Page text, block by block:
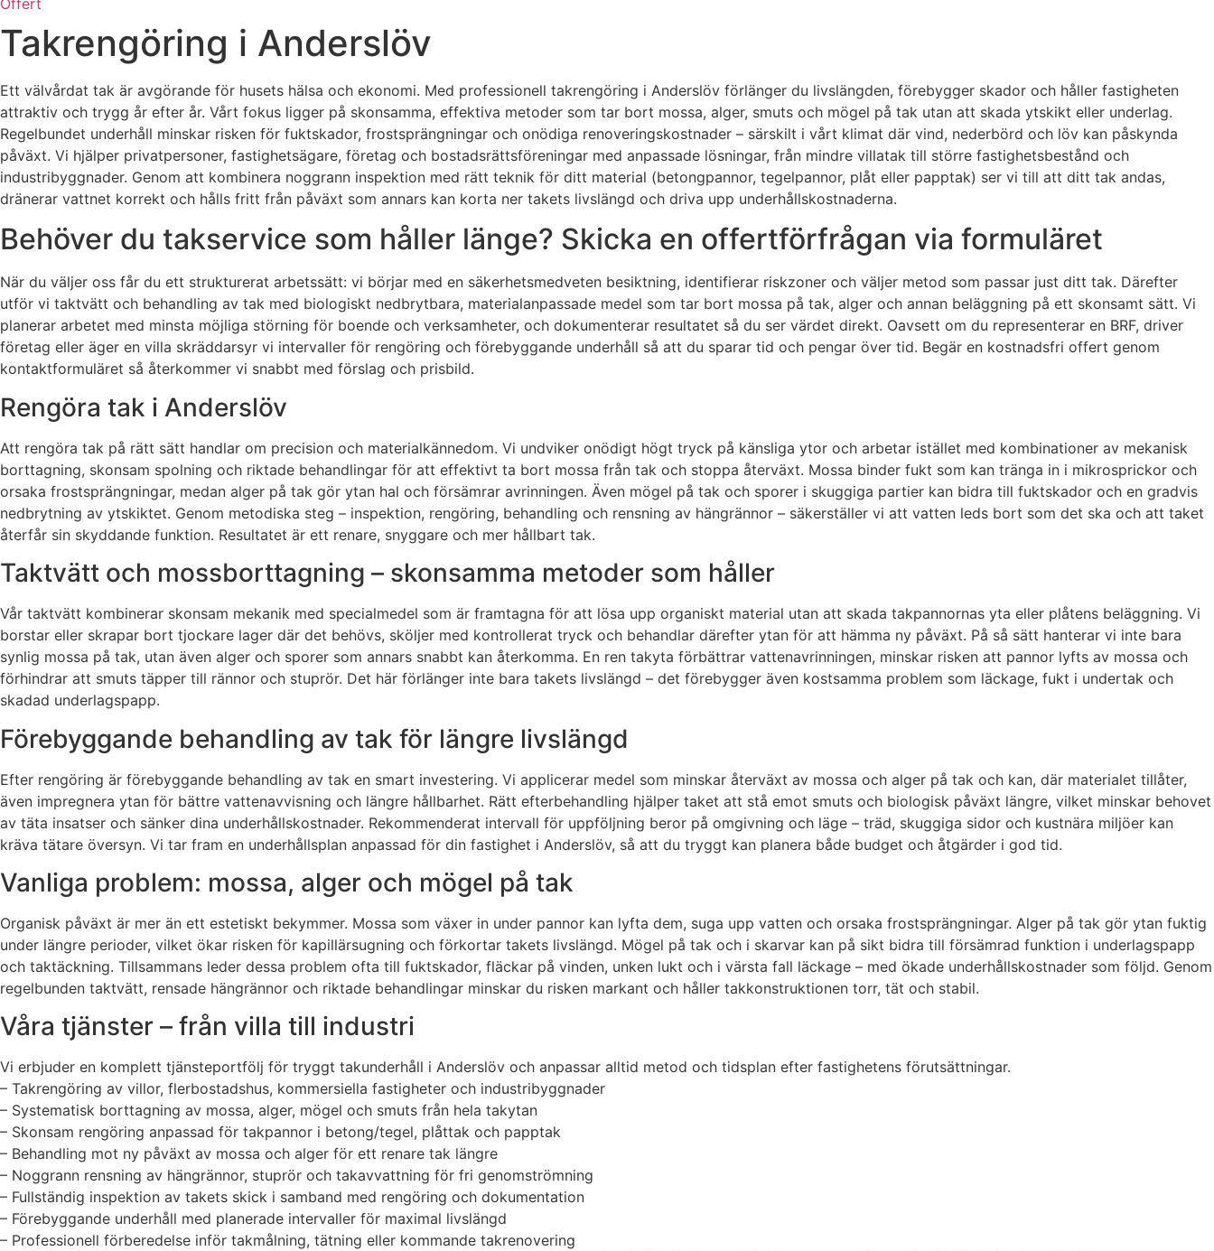
Offert
Takrengöring i Anderslöv
Ett välvårdat tak är avgörande för husets hälsa och ekonomi. Med professionell takrengöring i Anderslöv förlänger du livslängden, förebygger skador och håller fastigheten
attraktiv och trygg år efter år. Vårt fokus ligger på skonsamma, effektiva metoder som tar bort mossa, alger, smuts och mögel på tak utan att skada ytskikt eller underlag.
Regelbundet underhåll minskar risken för fuktskador, frostsprängningar och onödiga renoveringskostnader – särskilt i vårt klimat där vind, nederbörd och löv kan påskynda
påväxt. Vi hjälper privatpersoner, fastighetsägare, företag och bostadsrättsföreningar med anpassade lösningar, från mindre villatak till större fastighetsbestånd och
industribyggnader. Genom att kombinera noggrann inspektion med rätt teknik för ditt material (betongpannor, tegelpannor, plåt eller papptak) ser vi till att ditt tak andas,
dränerar vattnet korrekt och hålls fritt från påväxt som annars kan korta ner takets livslängd och driva upp underhållskostnaderna.
Behöver du takservice som håller länge? Skicka en offertförfrågan via formuläret
När du väljer oss får du ett strukturerat arbetssätt: vi börjar med en säkerhetsmedveten besiktning, identifierar riskzoner och väljer metod som passar just ditt tak. Därefter
utför vi taktvätt och behandling av tak med biologiskt nedbrytbara, materialanpassade medel som tar bort mossa på tak, alger och annan beläggning på ett skonsamt sätt. Vi
planerar arbetet med minsta möjliga störning för boende och verksamheter, och dokumenterar resultatet så du ser värdet direkt. Oavsett om du representerar en BRF, driver
företag eller äger en villa skräddarsyr vi intervaller för rengöring och förebyggande underhåll så att du sparar tid och pengar över tid. Begär en kostnadsfri offert genom
kontaktformuläret så återkommer vi snabbt med förslag och prisbild.
Rengöra tak i Anderslöv
Att rengöra tak på rätt sätt handlar om precision och materialkännedom. Vi undviker onödigt högt tryck på känsliga ytor och arbetar istället med kombinationer av mekanisk
borttagning, skonsam spolning och riktade behandlingar för att effektivt ta bort mossa från tak och stoppa återväxt. Mossa binder fukt som kan tränga in i mikrosprickor och
orsaka frostsprängningar, medan alger på tak gör ytan hal och försämrar avrinningen. Även mögel på tak och sporer i skuggiga partier kan bidra till fuktskador och en gradvis
nedbrytning av ytskiktet. Genom metodiska steg – inspektion, rengöring, behandling och rensning av hängrännor – säkerställer vi att vatten leds bort som det ska och att taket
återfår sin skyddande funktion. Resultatet är ett renare, snyggare och mer hållbart tak.
Taktvätt och mossborttagning – skonsamma metoder som håller
Vår taktvätt kombinerar skonsam mekanik med specialmedel som är framtagna för att lösa upp organiskt material utan att skada takpannornas yta eller plåtens beläggning. Vi
borstar eller skrapar bort tjockare lager där det behövs, sköljer med kontrollerat tryck och behandlar därefter ytan för att hämma ny påväxt. På så sätt hanterar vi inte bara
synlig mossa på tak, utan även alger och sporer som annars snabbt kan återkomma. En ren takyta förbättrar vattenavrinningen, minskar risken att pannor lyfts av mossa och
förhindrar att smuts täpper till rännor och stuprör. Det här förlänger inte bara takets livslängd – det förebygger även kostsamma problem som läckage, fukt i undertak och
skadad underlagspapp.
Förebyggande behandling av tak för längre livslängd
Efter rengöring är förebyggande behandling av tak en smart investering. Vi applicerar medel som minskar återväxt av mossa och alger på tak och kan, där materialet tillåter,
även impregnera ytan för bättre vattenavvisning och längre hållbarhet. Rätt efterbehandling hjälper taket att stå emot smuts och biologisk påväxt längre, vilket minskar behovet
av täta insatser och sänker dina underhållskostnader. Rekommenderat intervall för uppföljning beror på omgivning och läge – träd, skuggiga sidor och kustnära miljöer kan
kräva tätare översyn. Vi tar fram en underhållsplan anpassad för din fastighet i Anderslöv, så att du tryggt kan planera både budget och åtgärder i god tid.
Vanliga problem: mossa, alger och mögel på tak
Organisk påväxt är mer än ett estetiskt bekymmer. Mossa som växer in under pannor kan lyfta dem, suga upp vatten och orsaka frostsprängningar. Alger på tak gör ytan fuktig
under längre perioder, vilket ökar risken för kapillärsugning och förkortar takets livslängd. Mögel på tak och i skarvar kan på sikt bidra till försämrad funktion i underlagspapp
och taktäckning. Tillsammans leder dessa problem ofta till fuktskador, fläckar på vinden, unken lukt och i värsta fall läckage – med ökade underhållskostnader som följd. Genom
regelbunden taktvätt, rensade hängrännor och riktade behandlingar minskar du risken markant och håller takkonstruktionen torr, tät och stabil.
Våra tjänster – från villa till industri
Vi erbjuder en komplett tjänsteportfölj för tryggt takunderhåll i Anderslöv och anpassar alltid metod och tidsplan efter fastighetens förutsättningar.
– Takrengöring av villor, flerbostadshus, kommersiella fastigheter och industribyggnader
– Systematisk borttagning av mossa, alger, mögel och smuts från hela takytan
– Skonsam rengöring anpassad för takpannor i betong/tegel, plåttak och papptak
– Behandling mot ny påväxt av mossa och alger för ett renare tak längre
– Noggrann rensning av hängrännor, stuprör och takavvattning för fri genomströmning
– Fullständig inspektion av takets skick i samband med rengöring och dokumentation
– Förebyggande underhåll med planerade intervaller för maximal livslängd
– Professionell förberedelse inför takmålning, tätning eller kommande takrenovering